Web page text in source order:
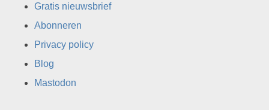
Gratis nieuwsbrief
Abonneren
Privacy policy
Blog
Mastodon